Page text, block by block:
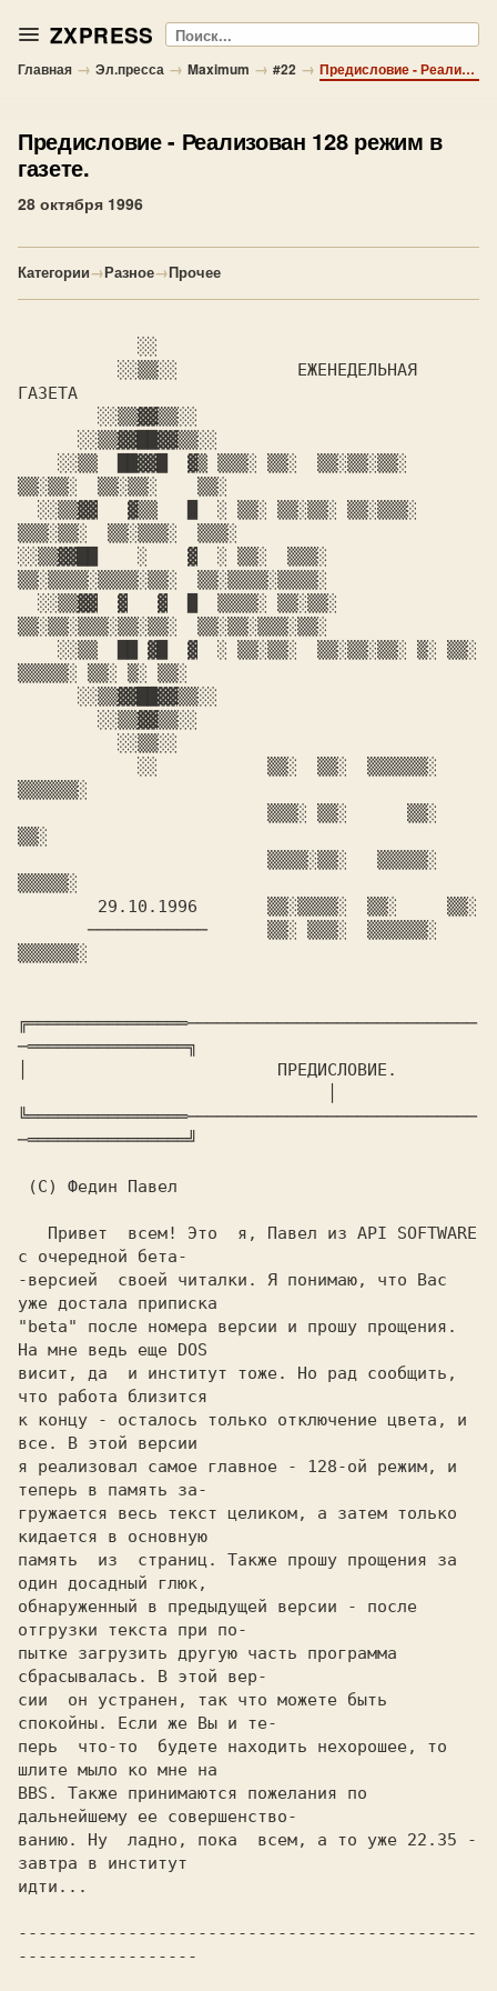
ZXPRESS Поиск
Главная → Эл.пресса → Maximum → #22 → Предисловие - Реализован 128 режим в газете.
Предисловие- Реализован 128 режим в
газете.
28 октября 1996
Категории→Разное→Прочее
          ░░▒▒░░
ЕЖЕНЕДЕЛЬНАЯ
░░▒▒▓▓██    ░    ▓  ░ ▒▒░  ▒▒▒░
            ░░
▒▒░  ▒▒░  ▒▒▒▒▒▒░
▒▒▒▒▒▒░
▒▒▒░ ▒▒░      ▒▒░
▒▒░
▒▒▒▒░▒▒░   ▒▒▒▒▒░
        29.10.1996
       ────────────
▒▒░ ▒▒▒░  ▒▒▒▒▒▒░
▒▒▒▒▒▒░
╔════════════════─────────────────────────────
─════════════════╗
ПРЕДИСЛОВИЕ.
╚════════════════─────────────────────────────
─════════════════╝
с очередной бета-
-версией  своей читалки. Я понимаю, что Вас
уже достала приписка
"beta" после номера версии и прошу прощения.
На мне ведь еще DOS
висит, да  и институт тоже. Но рад сообщить,
что работа близится
к концу - осталось только отключение цвета, и
все. В этой версии
я реализовал самое главное - 128-ой режим, и
теперь в память за-
гружается весь текст целиком, а затем только
кидается в основную
память  из  страниц. Также прошу прощения за
один досадный глюк,
обнаруженный в предыдущей версии - после
отгрузки текста при по-
пытке загрузить другую часть программа
сбрасывалась. В этой вер-
сии  он устранен, так что можете быть
спокойны. Если же Вы и те-
перь  что-то  будете находить нехорошее, то
шлите мыло ко мне на
BBS. Также принимаются пожелания по
дальнейшему ее совершенство-
ванию. Ну  ладно, пока  всем, а то уже 22.35 -
завтра в институт
идти...
----------------------------------------------
------------------